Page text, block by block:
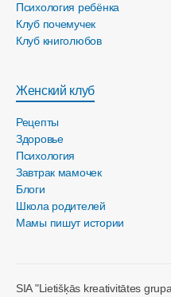
Психология ребёнка
Клуб почемучек
Клуб книголюбов
Женский клуб
Рецепты
Здоровье
Психология
Завтрак мамочек
Блоги
Школа родителей
Мамы пишут истории
SIA "Lietišķās kreativitātes